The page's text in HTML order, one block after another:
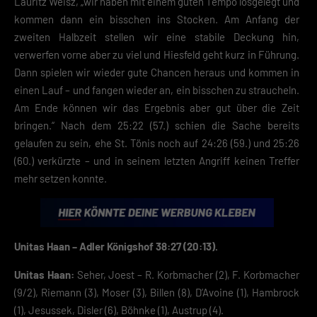
kommen dann ein bisschen ins Stocken. Am Anfang der
zweiten Halbzeit stellen wir eine stabile Deckung hin,
verwerfen vorne aber zu viel und Hiesfeld geht kurz in Führung.
Dann spielen wir wieder gute Chancen heraus und kommen in
einen Lauf – und fangen wieder an, ein bisschen zu straucheln.
Am Ende können wir das Ergebnis aber gut über die Zeit
bringen.“ Nach dem 25:22 (57.) schien die Sache bereits
gelaufen zu sein, ehe St. Tönis noch auf 24:26 (59.) und 25:26
(60.) verkürzte – und in seinem letzten Angriff keinen Treffer
mehr setzen konnte.
Unitas Haan – Adler Königshof 38:27 (20:13).
Unitas Haan: Seher, Joest – R. Korbmacher (2), F. Korbmacher
(9/2), Riemann (3), Moser (3), Billen (8), D’Avoine (1), Hambrock
(1), Jesussek, Disler (6), Böhnke (1), Austrup (4).
Zurück
Essenziell (2)
Essenzielle Cookies ermöglichen grundlegende Funktionen und sind für die
einwandfreie Funktion der Website erforderlich.
Cookie-Informationen anzeigen
Datenschutzerklärung